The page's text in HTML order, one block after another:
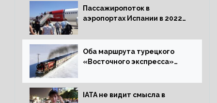
Пассажиропоток в
аэропортах Испании в 2022
процентов
Оба маршрута турецкого
«Восточного экспресса»
IATA не видит смысла в